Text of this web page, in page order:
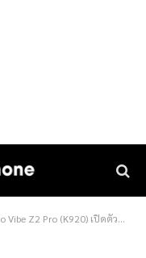
(K920) เปิดตัวแล้ว จอ 2K|แบต 4000|สองซิม|4G|แรม 3GB คาดราคาแค่หมื่นกลางๆ